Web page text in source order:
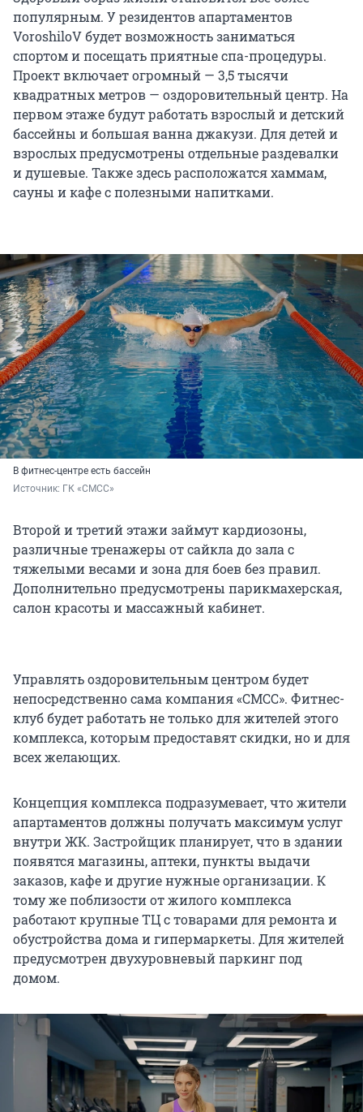
популярным. У резидентов апартаментов
VoroshiloV будет возможность заниматься
спортом и посещать приятные спа-процедуры.
Проект включает огромный — 3,5 тысячи
квадратных метров — оздоровительный центр. На
первом этаже будут работать взрослый и детский
бассейны и большая ванна джакузи. Для детей и
взрослых предусмотрены отдельные раздевалки
и душевые. Также здесь расположатся хаммам,
сауны и кафе с полезными напитками.
В фитнес-центре есть бассейн
Источник: ГК «СМСС»
Второй и третий этажи займут кардиозоны,
различные тренажеры от сайкла до зала с
тяжелыми весами и зона для боев без правил.
Дополнительно предусмотрены парикмахерская,
салон красоты и массажный кабинет.
Управлять оздоровительным центром будет
непосредственно сама компания «СМСС». Фитнес-
клуб будет работать не только для жителей этого
комплекса, которым предоставят скидки, но и для
всех желающих.
Концепция комплекса подразумевает, что жители
апартаментов должны получать максимум услуг
внутри ЖК. Застройщик планирует, что в здании
появятся магазины, аптеки, пункты выдачи
заказов, кафе и другие нужные организации. К
тому же поблизости от жилого комплекса
работают крупные ТЦ с товарами для ремонта и
обустройства дома и гипермаркеты. Для жителей
предусмотрен двухуровневый паркинг под
домом.